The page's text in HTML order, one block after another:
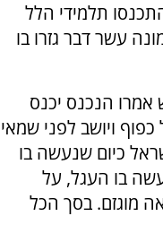
תלמידי הלל
עשר דבר גזרו בו
אמרו הנכנס יכנס
ויושב לפני שמאי
כיום שנעשה בו
בו העגל, על
מוגזם. בסך הכל